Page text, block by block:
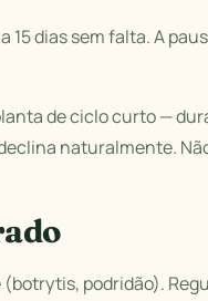
15 dias sem falta. A
de ciclo curto —
naturalmente.
podridão).